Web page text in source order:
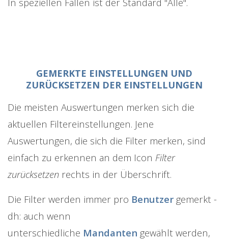
GEMERKTE EINSTELLUNGEN UND
ZURÜCKSETZEN DER EINSTELLUNGEN
Die meisten Auswertungen merken sich die
aktuellen Filtereinstellungen. Jene
Auswertungen, die sich die Filter merken, sind
einfach zu erkennen an dem Icon Filter
zurücksetzen rechts in der Überschrift.
Die Filter werden immer pro Benutzer gemerkt -
dh: auch wenn
unterschiedliche Mandanten gewählt werden,